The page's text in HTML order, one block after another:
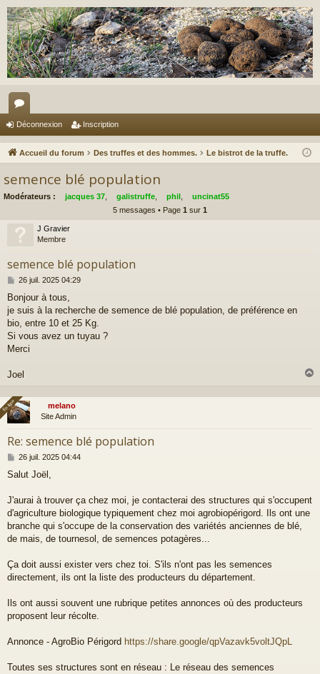
or
u
Déconnexion Inscription
Accueil du forum Des truffes et des hommes. Le bistrot de la truffe.
semence blé population
Modérateurs : jacques 37 galistruffe phil
uncinat55
5 messages • Page 1 sur 1
J Gravier
Membre
semence blé population
M
s
s
a
g
26 juil. 2025 04:29
Bonjour à tous,
je suis à la recherche de semence de blé population, de préférence en
bio, entre 10 et 25 Kg.
Si vous avez un tuyau ?
Merci
Joel
u
melano
Site Admin
Re: semence blé population
M
s
a
g
e
26 juil. 2025 04:44
Salut Joël,
J'aurai à trouver ça chez moi, je contacterai des structures qui s'occupent
d'agriculture biologique typiquement chez moi agrobiopérigord. Ils ont une
branche qui s'occupe de la conservation des variétés anciennes de blé,
de mais, de tournesol, de semences potagères...
Ça doit aussi exister vers chez toi. S'ils n'ont pas les semences
directement, ils ont la liste des producteurs du département.
Ils ont aussi souvent une rubrique petites annonces où des producteurs
proposent leur récolte.
Annonce - AgroBio Périgord https://share.google/qpVazavk5voltJQpL
Toutes ses structures sont en réseau : Le réseau des semences
En ligne
En ligne